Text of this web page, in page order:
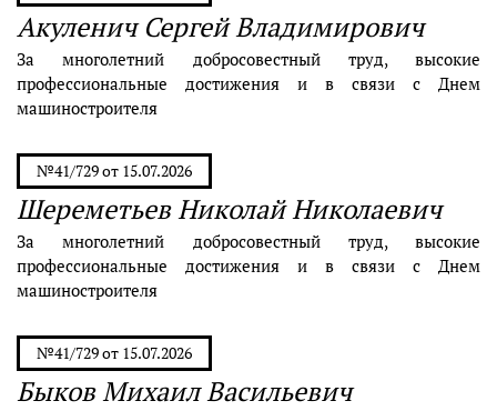
Акуленич Сергей Владимирович
За многолетний добросовестный труд, высокие
профессиональные достижения и в связи с Днем
машиностроителя
№41/729 от 15.07.2026
Шереметьев Николай Николаевич
За многолетний добросовестный труд, высокие
профессиональные достижения и в связи с Днем
машиностроителя
№41/729 от 15.07.2026
Быков Михаил Васильевич